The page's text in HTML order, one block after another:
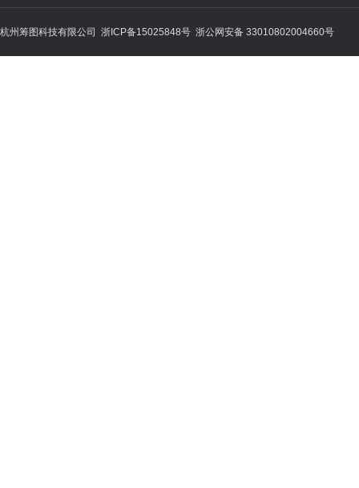
杭州筹图科技有限公司 浙ICP备15025848号 浙公网安备 33010802004660号